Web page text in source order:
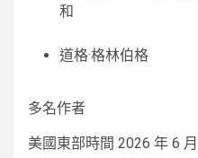
和
道格·格林伯格
多名作者
美國東部時間 2026 年 6